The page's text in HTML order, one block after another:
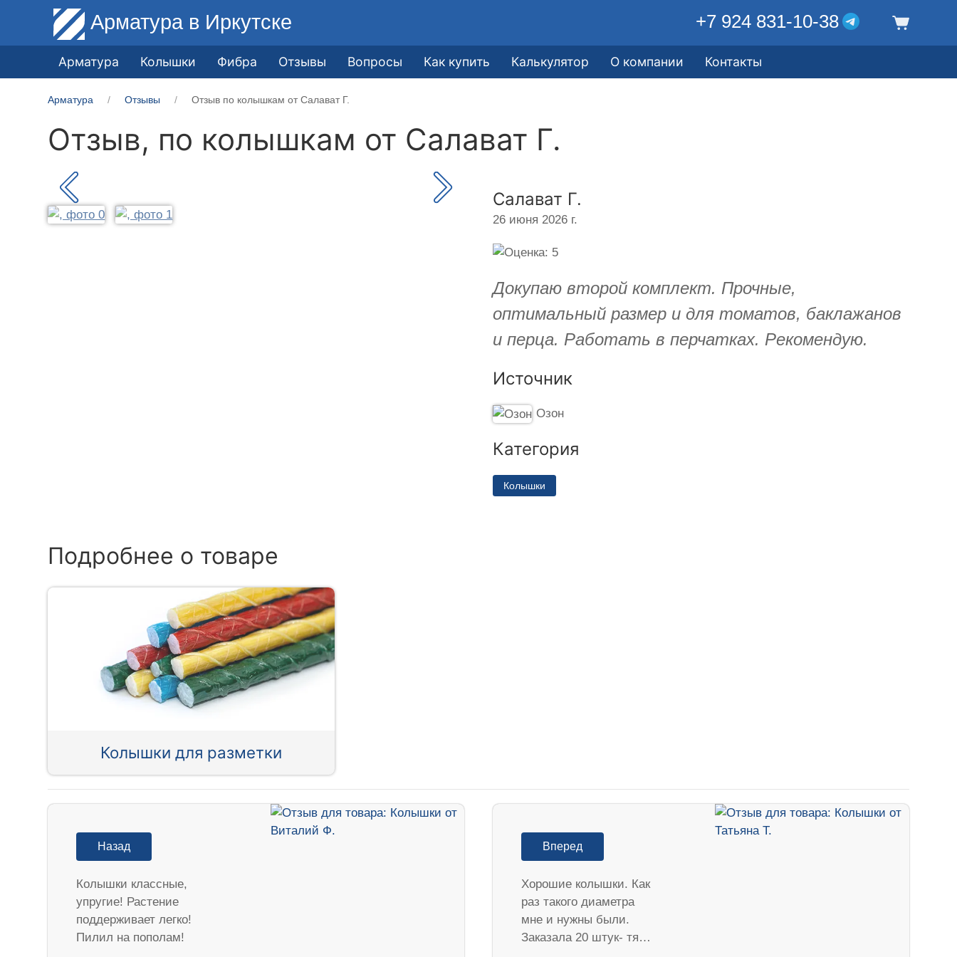
Арматура в Иркутске +7 924 831-10-38
Арматура Колышки Фибра Отзывы Вопросы Как купить Калькулятор О компании Контакты
Арматура Отзывы Отзыв по колышкам от Салават Г.
Отзыв, по колышкам от Салават Г.
Салават Г.
26 июня 2026 г.
Докупаю второй комплект. Прочные,
оптимальный размер и для томатов, баклажанов
и перца. Работать в перчатках. Рекомендую.
Источник
Озон
Категория
Колышки
Подробнее о товаре
Колышки для разметки
Назад
Колышки классные,
упругие! Растение
поддерживает легко!
Пилил на пополам!
Вперед
Хорошие колышки. Как
раз такого диаметра
мне и нужны были.
Заказала 20 штук- тя…